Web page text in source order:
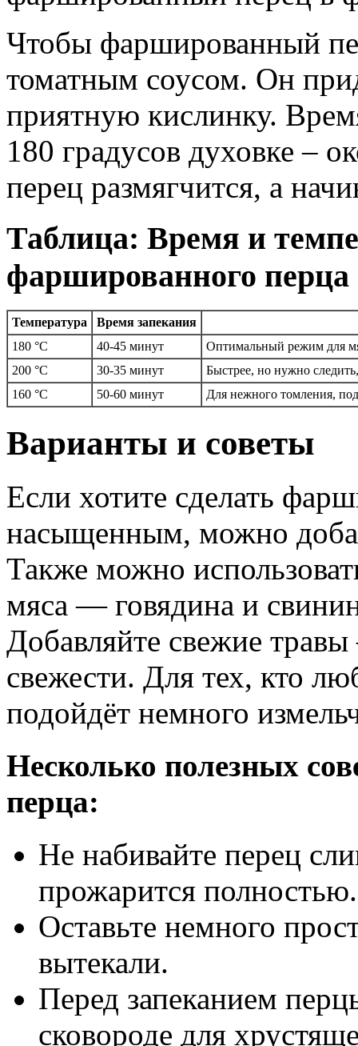
Чтобы фаршированный
томатным соусом. Он
приятную кислинку.
180 градусов духовке –
перец размягчится, а
Таблица: Время и
фаршированного перца
Температура
Время запекания
180 °C
40-45 минут
Оптимальный режим для
200 °C
30-35 минут
Быстрее, но нужно
160 °C
50-60 минут Для нежного томления,
Варианты и советы
Если хотите сделать
насыщенным, можно
Также можно
мяса — говядина и
Добавляйте свежие
свежести. Для тех, кто
подойдёт немного
Несколько полезных
перца:
Не набивайте перец
прожарится полностью.
Оставьте немного
вытекали.
Перед запеканием
сковороде для